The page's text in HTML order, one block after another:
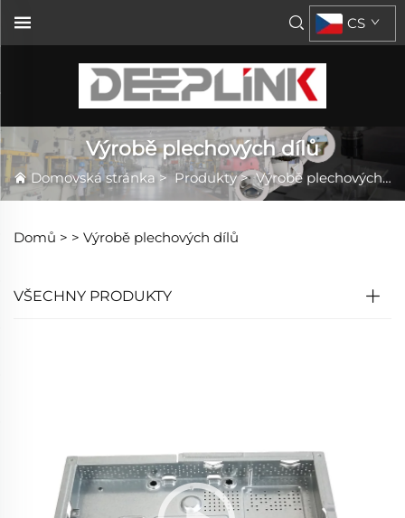
CS
Výrobě plechových dílů
Domovská stránka>Produkty>Výrobě plechových dílů
Domů > > Výrobě plechových dílů
VŠECHNY PRODUKTY